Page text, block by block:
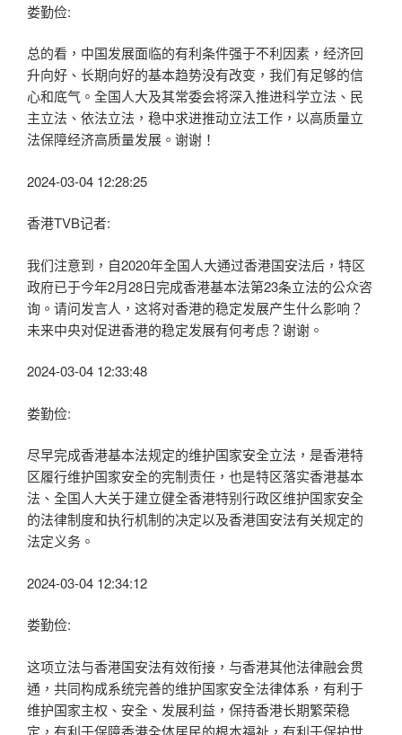
娄勤俭:
总的看，中国发展面临的有利条件强于不利因素，经济回
升向好、长期向好的基本趋势没有改变，我们有足够的信
心和底气。全国人大及其常委会将深入推进科学立法、民
主立法、依法立法，稳中求进推动立法工作，以高质量立
法保障经济高质量发展。谢谢！
2024-03-04 12:28:25
香港TVB记者:
我们注意到，自2020年全国人大通过香港国安法后，特区
政府已于今年2月28日完成香港基本法第23条立法的公众咨
询。请问发言人，这将对香港的稳定发展产生什么影响？
未来中央对促进香港的稳定发展有何考虑？谢谢。
2024-03-04 12:33:48
娄勤俭:
尽早完成香港基本法规定的维护国家安全立法，是香港特
区履行维护国家安全的宪制责任，也是特区落实香港基本
法、全国人大关于建立健全香港特别行政区维护国家安全
的法律制度和执行机制的决定以及香港国安法有关规定的
法定义务。
2024-03-04 12:34:12
娄勤俭:
这项立法与香港国安法有效衔接，与香港其他法律融会贯
通，共同构成系统完善的维护国家安全法律体系，有利于
维护国家主权、安全、发展利益，保持香港长期繁荣稳
定，有利于保障香港全体居民的根本福祉，有利于保护世